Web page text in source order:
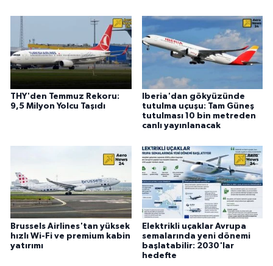
THY'den Temmuz Rekoru:
9,5 Milyon Yolcu Taşıdı
Iberia'dan gökyüzünde
tutulma uçuşu: Tam Güneş
tutulması 10 bin metreden
canlı yayınlanacak
Brussels Airlines'tan yüksek
hızlı Wi-Fi ve premium kabin
yatırımı
Elektrikli uçaklar Avrupa
semalarında yeni dönemi
başlatabilir: 2030'lar
hedefte